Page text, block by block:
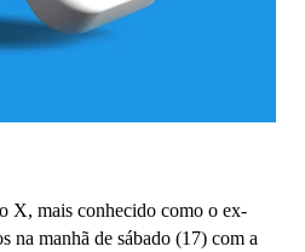
X, mais conhecido como o ex-
na manhã de sábado (17) com a